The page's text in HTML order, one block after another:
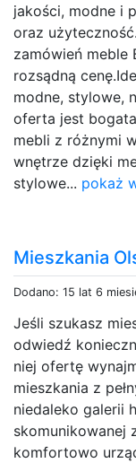
jakości, modne i
oraz
zamówień
rozsądną
modne, stylowe,
oferta jest
mebli z różnymi
wnętrze dzięki
stylowe... pokaż
Mieszkania
Dodano: 15 lat 6
Jeśli szukasz
odwiedź
niej ofertę
mieszkania z
niedaleko galerii
skomunikowanej
komfortowo